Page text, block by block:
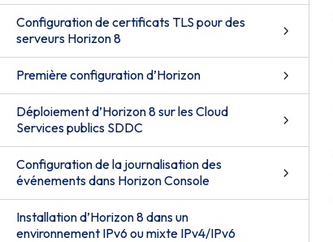
Configuration de certificats TLS pour des
serveurs Horizon 8
Première configuration d’Horizon
Déploiement d’Horizon 8 sur les Cloud
Services publics SDDC
Configuration de la journalisation des
événements dans Horizon Console
Installation d’Horizon 8 dans un
environnement IPv6 ou mixte IPv4/IPv6